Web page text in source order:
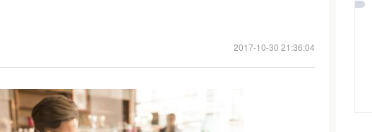
2017-10-30 21:36:04